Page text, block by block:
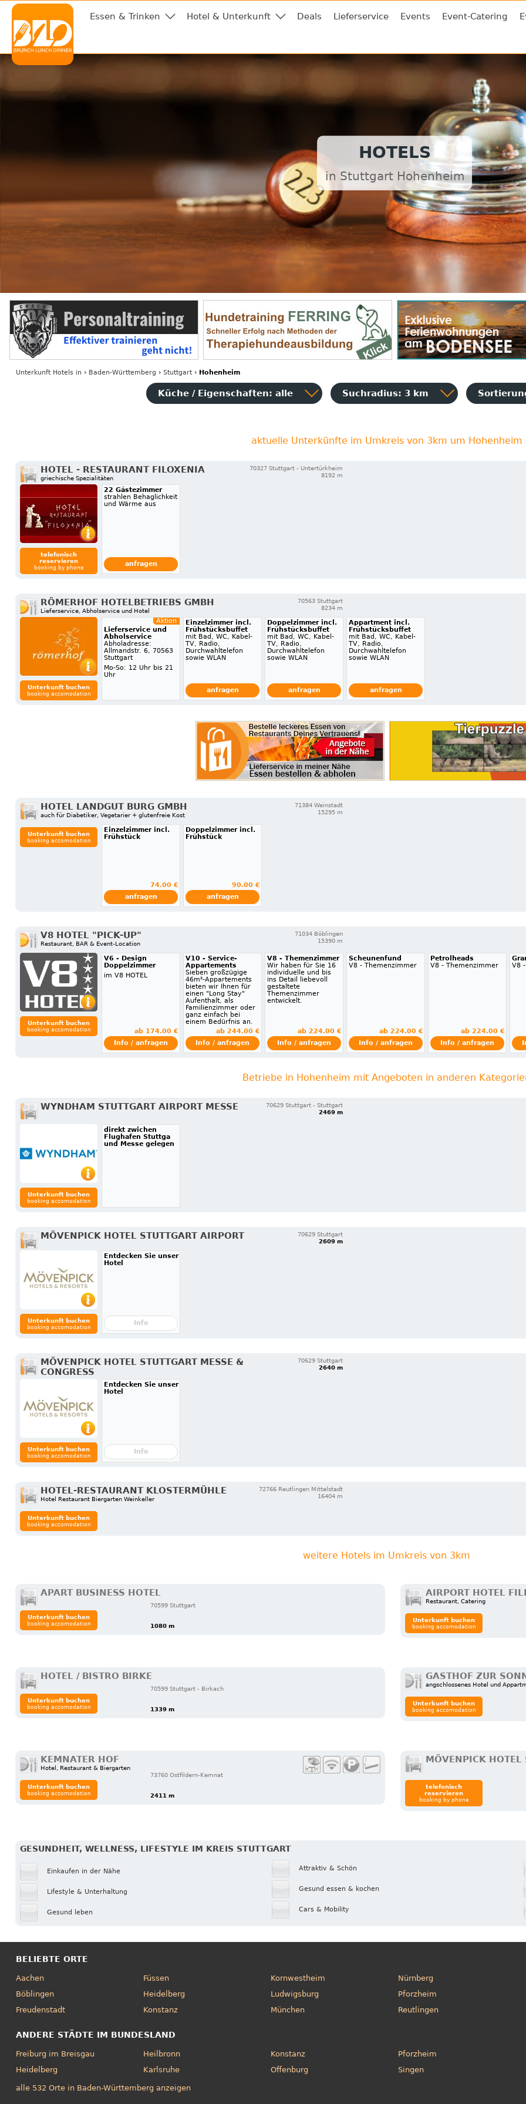
Essen & Trinken Hotel & Unterkunft Deals Lieferservice Events Event-Catering
HOTELS
in Stuttgart Hohenheim
Unterkunft Hotels in › Baden-Württemberg › Stuttgart› Hohenheim
Küche / Eigenschaften: alle Suchradius: 3 km
aktuelle Unterkünfte im Umkreis von 3km um Hohenheim
HOTEL - RESTAURANT FILOXENIA
griechische Spezialitäten
70327 Stuttgart - Untertürkheim
8192 m
telefonisch
reservieren
booking by phone
22 Gästezimmer
strahlen Behaglichkeit
und Wärme aus
anfragen
RÖMERHOF HOTELBETRIEBS GMBH
Lieferservice, Abholservice und Hotel
70563 Stuttgart
8234 m
Unterkunft buchen
booking accomodation
Aktion
Lieferservice und
Abholservice
Abholadresse:
Allmandstr. 6, 70563
Stuttgart
Mo-So: 12 Uhr bis 21
Uhr
Einzelzimmer incl.
Frühstücksbuffet
mit Bad, WC, Kabel-
TV, Radio,
Durchwahltelefon
sowie WLAN
anfragen
Doppelzimmer incl.
Frühstücksbuffet
mit Bad, WC, Kabel-
TV, Radio,
Durchwahltelefon
sowie WLAN
anfragen
Appartment incl.
Frühstücksbuffet
mit Bad, WC, Kabel-
TV, Radio,
Durchwahltelefon
sowie WLAN
anfragen
HOTEL LANDGUT BURG GMBH
auch für Diabetiker, Vegetarier + glutenfreie Kost
71384 Weinstadt
15295 m
Unterkunft buchen
booking accomodation
Einzelzimmer incl.
Frühstück
74.00 €
anfragen
Doppelzimmer incl.
Frühstück
90.00 €
anfragen
V8 HOTEL "PICK-UP"
Restaurant, BAR & Event-Location
71034 Böblingen
15390 m
Unterkunft buchen
booking accomodation
V6 - Design
Doppelzimmer
im V8 HOTEL
ab 174.00 €
Info / anfragen
V10 - Service-
Appartements
Sieben großzügige
46m²-Appartements
bieten wir Ihnen für
einen "Long Stay"
Aufenthalt, als
Familienzimmer oder
ganz einfach bei
einem Bedürfnis an.
ab 244.00 €
Info / anfragen
V8 - Themenzimmer
Wir haben für Sie 16
individuelle und bis
ins Detail liebevoll
gestaltete
Themenzimmer
entwickelt.
ab 224.00 €
Info / anfragen
Scheunenfund
V8 - Themenzimmer
ab 224.00 €
Info / anfragen
Petrolheads
V8 - Themenzimmer
ab 224.00 €
Info / anfragen
V8
Betriebe in Hohenheim mit Angeboten in anderen
WYNDHAM STUTTGART AIRPORT MESSE
70629 Stuttgart - Stuttgart
2469 m
Unterkunft buchen
booking accomodation
direkt zwichen
Flughafen Stuttga
und Messe gelegen
MÖVENPICK HOTEL STUTTGART AIRPORT
70629 Stuttgart
2609 m
Unterkunft buchen
booking accomodation
Entdecken Sie unser
Hotel
Info
MÖVENPICK HOTEL STUTTGART MESSE &
CONGRESS
70629 Stuttgart
2640 m
Unterkunft buchen
booking accomodation
Entdecken Sie unser
Hotel
Info
HOTEL-RESTAURANT KLOSTERMÜHLE
Hotel Restaurant Biergarten Weinkeller
72766 Reutlingen Mittelstadt
16404 m
Unterkunft buchen
booking accomodation
weitere Hotels im Umkreis von 3km
APART BUSINESS HOTEL
70599 Stuttgart
1080 m
Unterkunft buchen
booking accomodation
AIRPORT HOTEL
Restaurant, Catering
Unterkunft buchen
booking accomodation
HOTEL / BISTRO BIRKE
70599 Stuttgart - Birkach
1339 m
Unterkunft buchen
booking accomodation
GASTHOF ZUR
angschlossenes Hotel und
Unterkunft buchen
booking accomodation
KEMNATER HOF
Hotel, Restaurant & Biergarten
73760 Ostfildern-Kemnat
2411 m
Unterkunft buchen
booking accomodation
MÖVENPICK HOTEL
telefonisch
reservieren
booking by phone
GESUNDHEIT, WELLNESS, LIFESTYLE IM KREIS STUTTGART
Einkaufen in der Nähe
Lifestyle & Unterhaltung
Gesund leben
Attraktiv & Schön
Gesund essen & kochen
Cars & Mobility
BELIEBTE ORTE
Aachen
Böblingen
Freudenstadt
Füssen
Heidelberg
Konstanz
Kornwestheim
Ludwigsburg
München
Nürnberg
Pforzheim
Reutlingen
ANDERE STÄDTE IM BUNDESLAND
Freiburg im Breisgau
Heidelberg
Heilbronn
Karlsruhe
Konstanz
Offenburg
Pforzheim
Singen
alle 532 Orte in Baden-Württemberg anzeigen